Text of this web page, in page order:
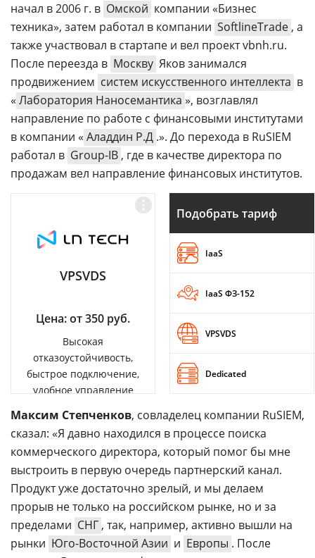
начал в 2006 г. в Омской компании «Бизнес
техника», затем работал в компании SoftlineTrade , а
также участвовал в стартапе и вел проект vbnh.ru.
После переезда в Москву Яков занимался
продвижением систем искусственного интеллекта в
« Лаборатория Наносемантика », возглавлял
направление по работе с финансовыми институтами
в компании « Аладдин Р.Д .». До перехода в RuSIEM
работал в Group-IB , где в качестве директора по
продажам вел направление финансовых институтов.
VPSVDS
Цена: от 350 руб.
Высокая
отказоустойчивость,
быстрое подключение,
удобное управление
Подобрать тариф
IaaS
IaaS ФЗ-152
VPSVDS
Dedicated
Максим Степченков, совладелец компании RuSIEM,
сказал: «Я давно находился в процессе поиска
коммерческого директора, который помог бы мне
выстроить в первую очередь партнерский канал.
Продукт уже достаточно зрелый, и мы делаем
прорыв не только на российском рынке, но и за
пределами СНГ , так, например, активно вышли на
рынки Юго-Восточной Азии и Европы . После